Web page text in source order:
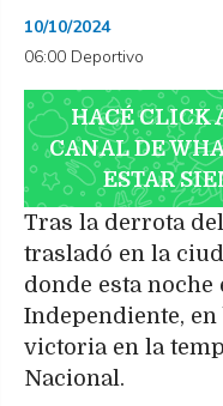
10/10/2024
06:00 Deportivo
HACÉ CLICK
CANAL DE
ESTAR
Tras la derrota
trasladó en la
donde esta noche
Independiente,
victoria en la
Nacional.